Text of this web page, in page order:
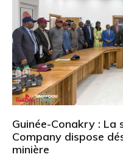
Guinée-Conakry : La
Company dispose
minière